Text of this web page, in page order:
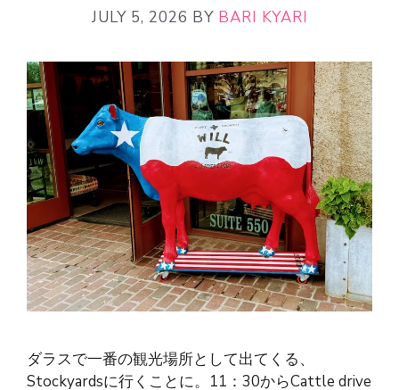
JULY 5, 2026 BY BARI KYARI
ダラスで一番の観光場所として出てくる、
Stockyardsに行くことに。11：30からCattle drive